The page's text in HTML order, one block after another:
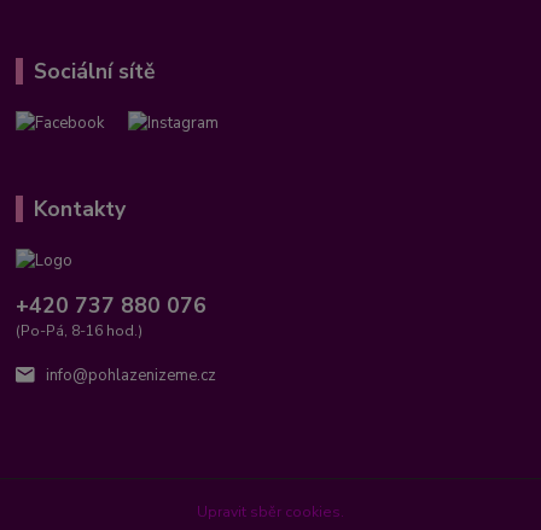
Sociální sítě
Kontakty
+420 737 880 076
(Po-Pá, 8-16 hod.)
info@pohlazenizeme.cz
Upravit sběr cookies.